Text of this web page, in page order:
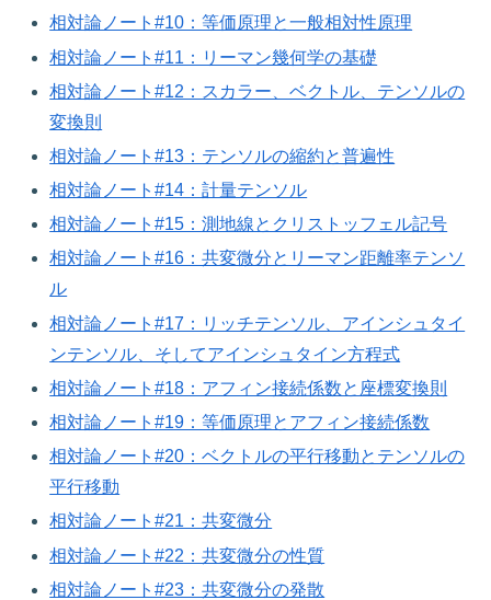
相対論ノート#10：等価原理と一般相対性原理
相対論ノート#11：リーマン幾何学の基礎
相対論ノート#12：スカラー、ベクトル、テンソルの
変換則
相対論ノート#13：テンソルの縮約と普遍性
相対論ノート#14：計量テンソル
相対論ノート#15：測地線とクリストッフェル記号
相対論ノート#16：共変微分とリーマン距離率テンソ
ル
相対論ノート#17：リッチテンソル、アインシュタイ
ンテンソル、そしてアインシュタイン方程式
相対論ノート#18：アフィン接続係数と座標変換則
相対論ノート#19：等価原理とアフィン接続係数
相対論ノート#20：ベクトルの平行移動とテンソルの
平行移動
相対論ノート#21：共変微分
相対論ノート#22：共変微分の性質
相対論ノート#23：共変微分の発散